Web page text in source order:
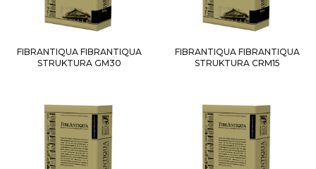
FIBRANTIQUA FIBRANTIQUA
STRUKTURA GM30
FIBRANTIQUA FIBRANTIQUA
STRUKTURA CRM15